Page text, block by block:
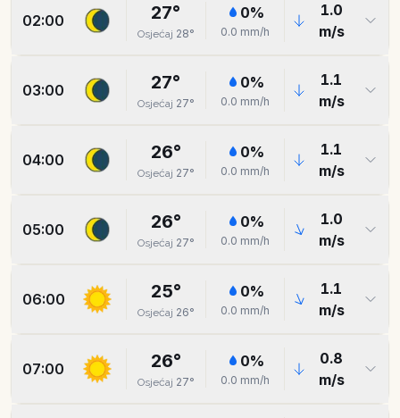
02:00 27°
Osjećaj 28°
0%
0.0 mm/h
1.0
m/s
03:00 27°
Osjećaj 27°
0%
0.0 mm/h
1.1
m/s
04:00 26°
Osjećaj 27°
0%
0.0 mm/h
1.1
m/s
05:00 26°
Osjećaj 27°
0%
0.0 mm/h
1.0
m/s
06:00 25°
Osjećaj 26°
0%
0.0 mm/h
1.1
m/s
07:00 26°
Osjećaj 27°
0%
0.0 mm/h
0.8
m/s